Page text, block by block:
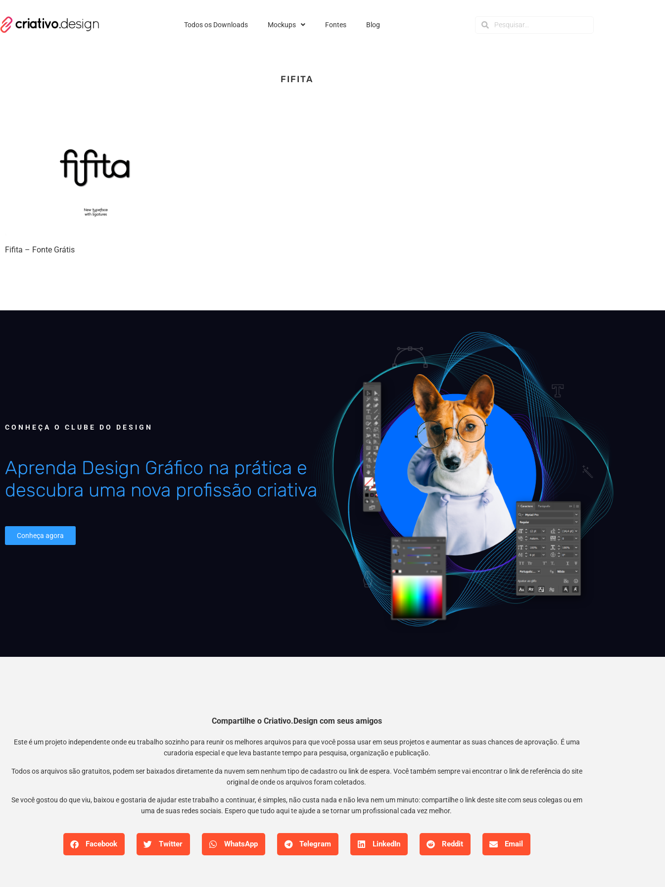
Todos os Downloads Mockups Fontes Blog
FIFITA
Fifita – Fonte Grátis
CONHEÇA O CLUBE DO DESIGN
Aprenda Design Gráfico na prática e
descubra uma nova profissão criativa
Conheça agora
Compartilhe o Criativo.Design com seus amigos
Este é um projeto independente onde eu trabalho sozinho para reunir os melhores arquivos para que você possa usar em seus projetos e aumentar as suas chances de aprovação. É uma
curadoria especial e que leva bastante tempo para pesquisa, organização e publicação.
Todos os arquivos são gratuitos, podem ser baixados diretamente da nuvem sem nenhum tipo de cadastro ou link de espera. Você também sempre vai encontrar o link de referência do site
original de onde os arquivos foram coletados.
Se você gostou do que viu, baixou e gostaria de ajudar este trabalho a continuar, é simples, não custa nada e não leva nem um minuto: compartilhe o link deste site com seus colegas ou em
uma de suas redes sociais. Espero que tudo aqui te ajude a se tornar um profissional cada vez melhor.
Facebook Twitter WhatsApp Telegram LinkedIn Reddit Email